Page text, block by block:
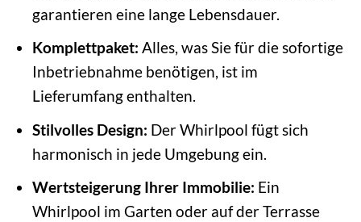
garantieren eine lange Lebensdauer.
Komplettpaket: Alles, was Sie für die sofortige
Inbetriebnahme benötigen, ist im
Lieferumfang enthalten.
Stilvolles Design: Der Whirlpool fügt sich
harmonisch in jede Umgebung ein.
Wertsteigerung Ihrer Immobilie: Ein
Whirlpool im Garten oder auf der Terrasse